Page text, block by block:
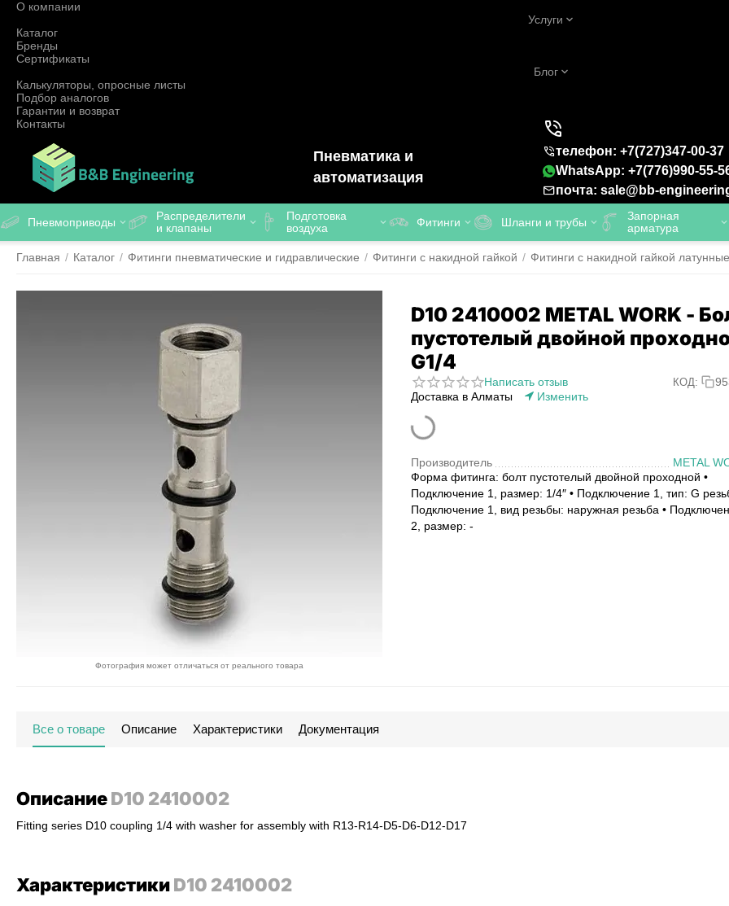
О компании
Услуги
Каталог
Бренды
Сертификаты
Блог
Калькуляторы, опросные листы
Подбор аналогов
Гарантии и возврат
Контакты
Пневматика и
автоматизация
телефон: +7(727)347-00-37
WhatsApp: +7(776)990-55-
почта: sale@bb-
Пневмоприводы
Распределители
и клапаны
Подготовка
воздуха
Фитинги Шланги и трубы
Запорная
арматура
Главная / Каталог / Фитинги пневматические и гидравлические / Фитинги с накидной гайкой / Фитинги с накидной гайкой латунные
Фотография может отличаться от реального товара
D10 2410002 METAL WORK -
пустотелый двойной
G1/4
Написать отзыв КОД:
Доставка в Алматы
Изменить
Производитель
METAL
Форма фитинга: болт пустотелый двойной проходной •
Подключение 1, размер: 1/4″ • Подключение 1, тип: G
Подключение 1, вид резьбы: наружная резьба •
2, размер: -
Все о товаре Описание Характеристики Документация
ОписаниеD10 2410002
Fitting series D10 coupling 1/4 with washer for assembly with R13-R14-D5-D6-D12-D17
ХарактеристикиD10 2410002